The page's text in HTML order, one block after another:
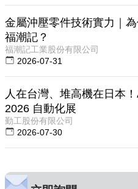
金屬沖壓零件技術實力｜
福潮記？
福潮記工業股份有限公司
2026-07-31
人在台灣、堆高機在日本
2026 自動化展
勤工股份有限公司
2026-07-30